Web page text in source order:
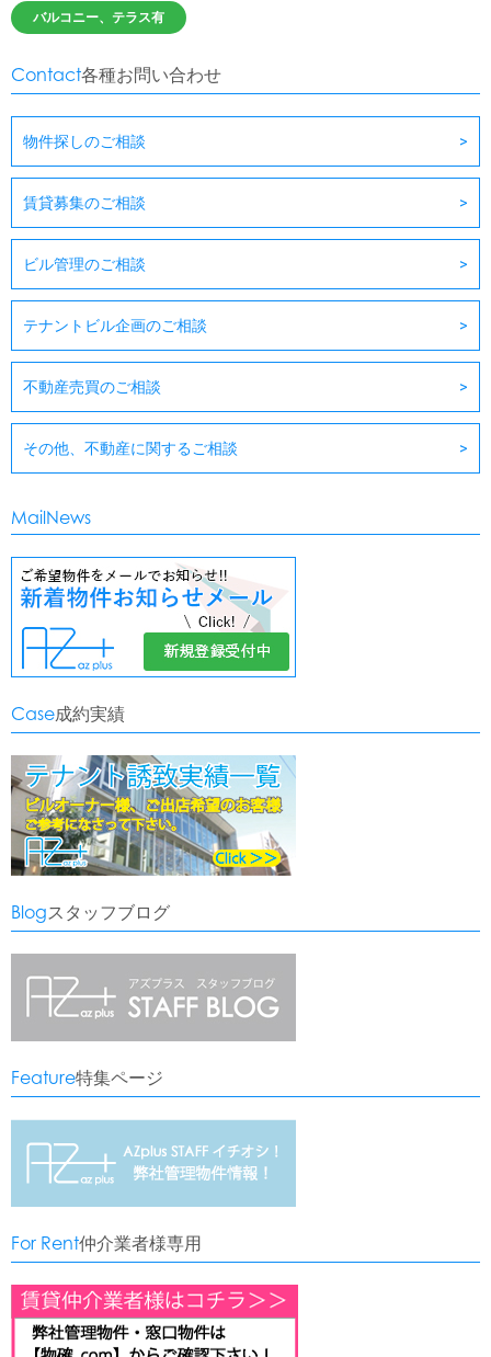
バルコニー、テラス有
Contact各種お問い合わせ
物件探しのご相談
賃貸募集のご相談
ビル管理のご相談
テナントビル企画のご相談
不動産売買のご相談
その他、不動産に関するご相談
MailNews
Case成約実績
Blogスタッフブログ
Feature特集ページ
For Rent仲介業者様専用